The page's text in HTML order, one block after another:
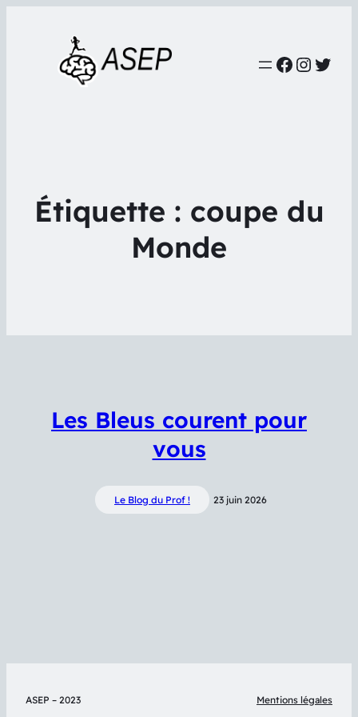
Étiquette : coupe du
Monde
Les Bleus courent pour
vous
Le Blog du Prof ! 23 juin 2026
ASEP – 2023 Mentions légales